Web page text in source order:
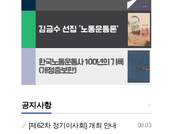
+
공지사항
08.03
[제62차 정기이사회] 개최 안내